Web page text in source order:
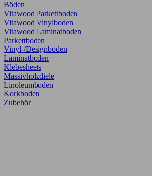
Böden
Vitawood Parkettboden
Vitawood Vinylboden
Vitawood Laminatboden
Parkettboden
Vinyl-/Designboden
Laminatboden
Klebesheets
Massivholzdiele
Linoleumboden
Korkboden
Zubehör